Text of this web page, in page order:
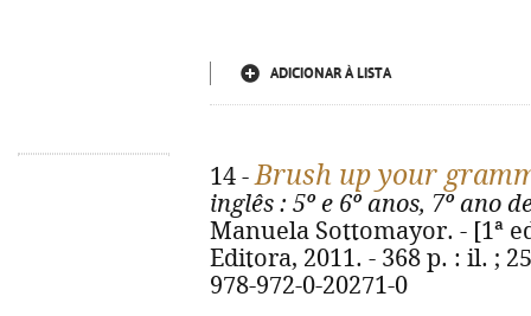
ADICIONAR À LISTA
14 -Brush up your
inglês : 5º e 6º anos, 7º ano
Manuela Sottomayor. - [1ª
Editora, 2011. - 368 p. : il. ;
978-972-0-20271-0